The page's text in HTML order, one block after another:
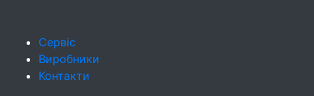
Сервіс
Виробники
Контакти